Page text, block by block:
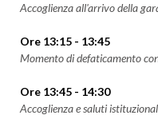
Accoglienza all'arrivo della
Ore 13:15 - 13:45
Momento di defaticamento
Ore 13:45 - 14:30
Accoglienza e saluti